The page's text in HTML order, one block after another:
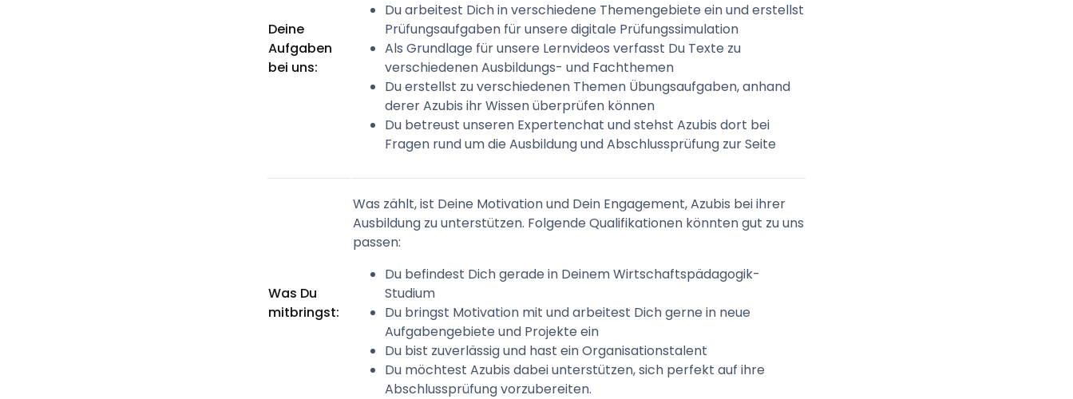
Deine
Aufgaben
bei uns:
Du arbeitest Dich in verschiedene Themengebiete ein und erstellst
Prüfungsaufgaben für unsere digitale Prüfungssimulation
Als Grundlage für unsere Lernvideos verfasst Du Texte zu
verschiedenen Ausbildungs- und Fachthemen
Du erstellst zu verschiedenen Themen Übungsaufgaben, anhand
derer Azubis ihr Wissen überprüfen können
Du betreust unseren Expertenchat und stehst Azubis dort bei
Fragen rund um die Ausbildung und Abschlussprüfung zur Seite
Was Du
mitbringst:
Was zählt, ist Deine Motivation und Dein Engagement, Azubis bei ihrer
Ausbildung zu unterstützen. Folgende Qualifikationen könnten gut zu uns
passen:
Du befindest Dich gerade in Deinem Wirtschaftspädagogik-
Studium
Du bringst Motivation mit und arbeitest Dich gerne in neue
Aufgabengebiete und Projekte ein
Du bist zuverlässig und hast ein Organisationstalent
Du möchtest Azubis dabei unterstützen, sich perfekt auf ihre
Abschlussprüfung vorzubereiten.